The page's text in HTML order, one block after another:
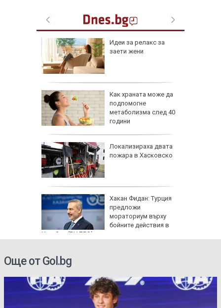
Идеи за релакс за
заети жени
Как храната може да
подпомогне
метаболизма след 40
години
Локализираха двата
пожара в Хасковско
Хакан Фидан: Турция
предложи
мораториум върху
бойните действия в
Украйна (ВИДЕО)
Още от Gol.bg